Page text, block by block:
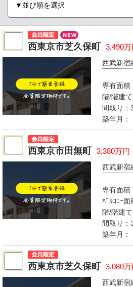
西東京市芝久保町 3,490万
西武新宿
専有面積
階/階建て
間取り：
築年月：
西東京市田無町 3,380万円
西武新宿
専有面積
ﾊﾞﾙｺﾆｰ面
階/階建て
間取り：
築年月：
西東京市芝久保町 3,080万
西武新宿